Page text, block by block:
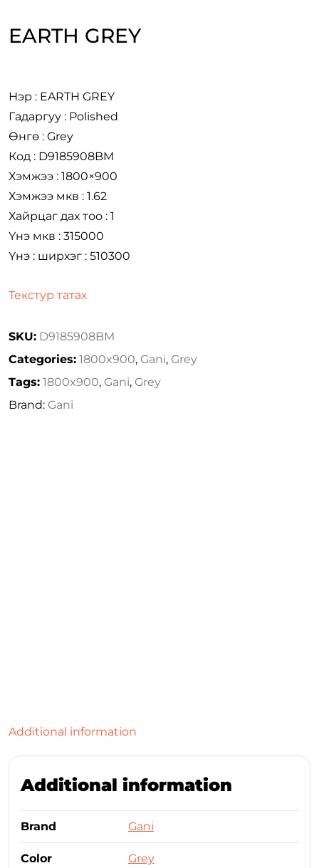
EARTH GREY
Нэр : EARTH GREY
Гадаргуу : Polished
Өнгө : Grey
Код : D9185908BM
Хэмжээ : 1800×900
Хэмжээ мкв : 1.62
Хайрцаг дах тоо : 1
Үнэ мкв : 315000
Үнэ : ширхэг : 510300
Текстур татах
SKU: D9185908BM
Categories: 1800x900, Gani, Grey
Tags: 1800x900, Gani, Grey
Brand: Gani
Additional information
Additional information
Brand Gani
Color Grey